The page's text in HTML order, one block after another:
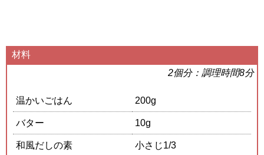
材料
2個分：調理時間8分
温かいごはん 200g
バター 10g
和風だしの素 小さじ1/3